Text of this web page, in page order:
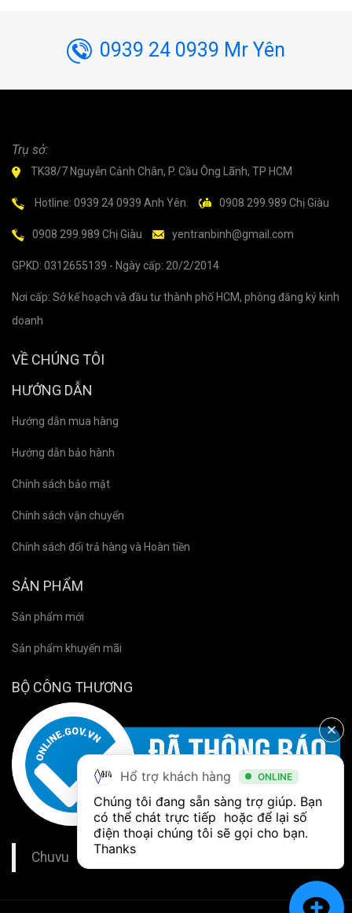
0939 24 0939 Mr Yên
Trụ sở:
TK38/7 Nguyễn Cảnh Chân, P. Cầu Ông Lãnh, TP HCM
Hotline: 0939 24 0939 Anh Yên. 0908 299.989 Chị Giàu
0908 299.989 Chị Giàu yentranbinh@gmail.com
GPKD: 0312655139 - Ngày cấp: 20/2/2014
Nơi cấp: Sở kế hoạch và đầu tư thành phố HCM, phòng đăng ký kinh
doanh
VỀ CHÚNG TÔI
HƯỚNG DẪN
Hướng dẫn mua hàng
Hướng dẫn bảo hành
Chính sách bảo mật
Chính sách vận chuyển
Chính sách đổi trả hàng và Hoàn tiền
SẢN PHẨM
Sản phẩm mới
Sản phẩm khuyến mãi
BỘ CÔNG THƯƠNG
Chuvu
Hổ trợ khách hàng ONLINE
Chúng tôi đang sẵn sàng trợ giúp. Bạn
có thể chát trực tiếp  hoặc để lại số
điện thoại chúng tôi sẽ gọi cho bạn.
Thanks